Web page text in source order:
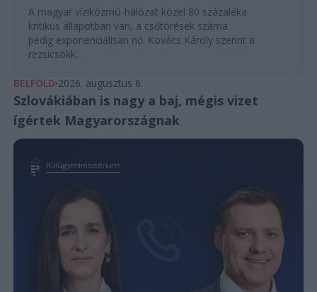
A magyar víziközmű-hálózat közel 80 százaléka
kritikus állapotban van, a csőtörések száma
pedig exponenciálisan nő. Kovács Károly szerint a
rezsicsökk...
BELFÖLD 2026. augusztus 6.
Szlovákiában is nagy a baj, mégis vizet
ígértek Magyarországnak